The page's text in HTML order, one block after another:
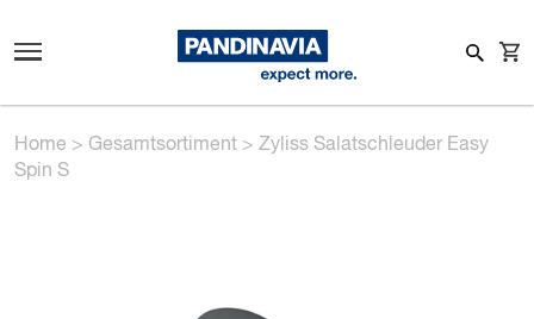
Home > Gesamtsortiment > Zyliss Salatschleuder Easy
Spin S